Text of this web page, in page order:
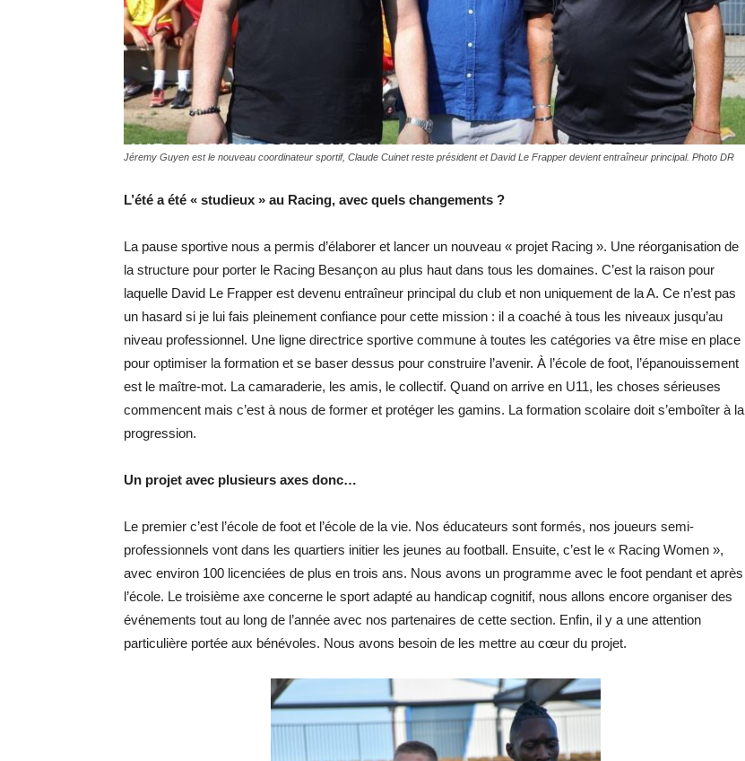
Hebdo25
Jéremy Guyen est le nouveau coordinateur sportif, Claude Cuinet reste président et David Le Frapper devient entraîneur principal. Photo DR
L’été a été « studieux » au Racing, avec quels changements ?
La pause sportive nous a permis d’élaborer et lancer un nouveau « projet Racing ». Une réorganisation de
la structure pour porter le Racing Besançon au plus haut dans tous les domaines. C’est la raison pour
laquelle David Le Frapper est devenu entraîneur principal du club et non uniquement de la A. Ce n’est pas
un hasard si je lui fais pleinement confiance pour cette mission : il a coaché à tous les niveaux jusqu’au
niveau professionnel. Une ligne directrice sportive commune à toutes les catégories va être mise en place
pour optimiser la formation et se baser dessus pour construire l’avenir. À l’école de foot, l’épanouissement
est le maître-mot. La camaraderie, les amis, le collectif. Quand on arrive en U11, les choses sérieuses
commencent mais c’est à nous de former et protéger les gamins. La formation scolaire doit s’emboîter à la
progression.
Un projet avec plusieurs axes donc…
Le premier c’est l’école de foot et l’école de la vie. Nos éducateurs sont formés, nos joueurs semi-
professionnels vont dans les quartiers initier les jeunes au football. Ensuite, c’est le « Racing Women »,
avec environ 100 licenciées de plus en trois ans. Nous avons un programme avec le foot pendant et après
l’école. Le troisième axe concerne le sport adapté au handicap cognitif, nous allons encore organiser des
événements tout au long de l’année avec nos partenaires de cette section. Enfin, il y a une attention
particulière portée aux bénévoles. Nous avons besoin de les mettre au cœur du projet.